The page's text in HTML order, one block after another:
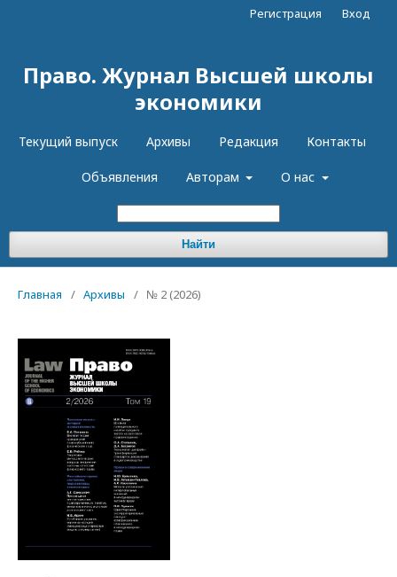
Право. Журнал Высшей школы
экономики
Текущий выпуск Архивы Редакция Контакты
Объявления Авторам О нас
Найти
Регистрация Вход
Главная / Архивы / № 2 (2026)